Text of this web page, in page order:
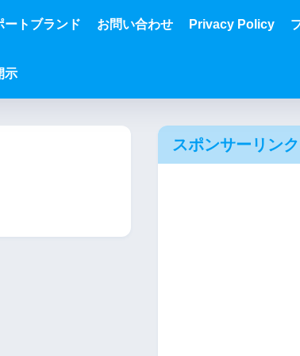
ートブランド お問い合わせ Privacy Policy
示
スポンサーリンク